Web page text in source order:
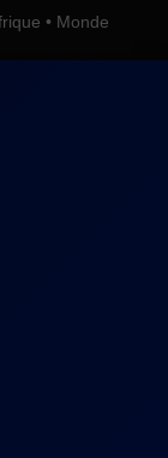
• Monde